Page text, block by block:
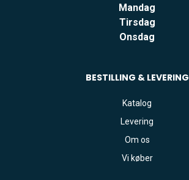
Mandag
Tirsdag
Onsdag
BESTILLING & LEVERING
Katalog
Levering
Om os
Vi køber